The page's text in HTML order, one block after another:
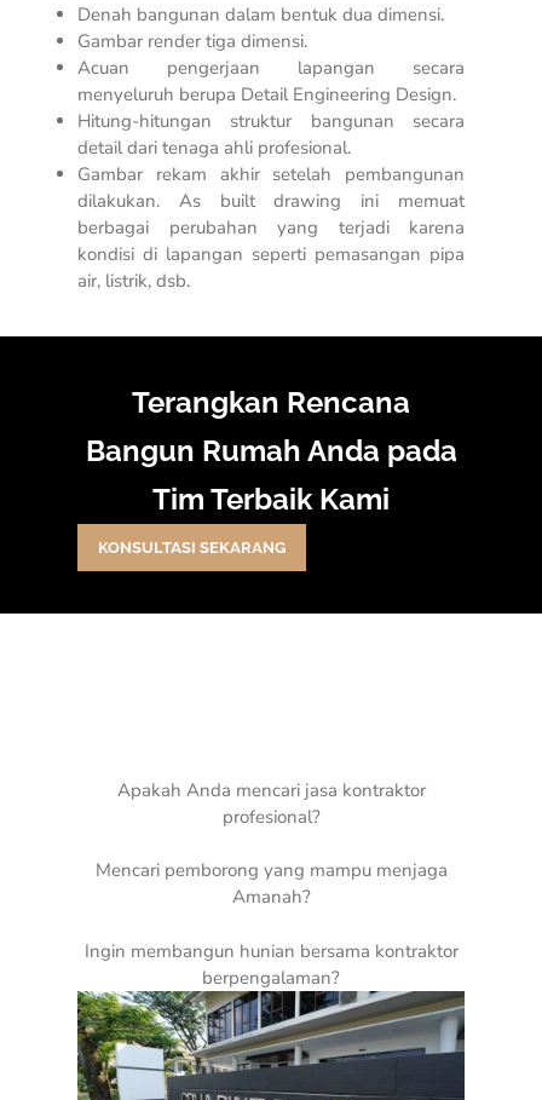
Denah bangunan dalam bentuk dua dimensi.
Gambar render tiga dimensi.
Acuan pengerjaan lapangan secara
menyeluruh berupa Detail Engineering Design.
Hitung-hitungan struktur bangunan secara
detail dari tenaga ahli profesional.
Gambar rekam akhir setelah pembangunan
dilakukan. As built drawing ini memuat
berbagai perubahan yang terjadi karena
kondisi di lapangan seperti pemasangan pipa
air, listrik, dsb.
Terangkan Rencana
Bangun Rumah Anda pada
Tim Terbaik Kami
KONSULTASI SEKARANG
Apakah Anda mencari jasa kontraktor
profesional?
Mencari pemborong yang mampu menjaga
Amanah?
Ingin membangun hunian bersama kontraktor
berpengalaman?